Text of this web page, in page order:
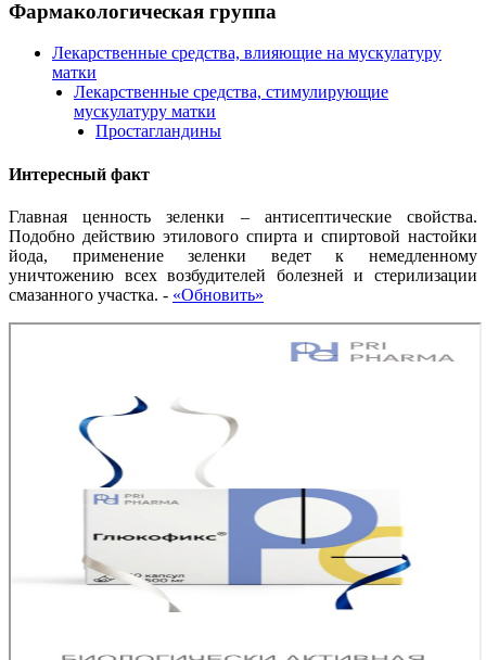
Фармакологическая группа
Лекарственные средства, влияющие на мускулатуру
матки
Лекарственные средства, стимулирующие
мускулатуру матки
Простагландины
Интересный факт
Главная ценность зеленки – антисептические свойства.
Подобно действию этилового спирта и спиртовой настойки
йода, применение зеленки ведет к немедленному
уничтожению всех возбудителей болезней и стерилизации
смазанного участка. - «Обновить»